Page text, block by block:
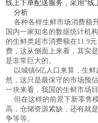
线上下单配送服务，采用“线
分析
各种各样生鲜市场消费额
国内一家知名的数据统计机
的生鲜类超市消费额在11.9
费，这从侧面上来看，其实
是非常巨大的。
以城镇6亿人口来算，生鲜
然，这只是最保守的市场预
一块来看，我国的生鲜市场
但在这样的前景下新零售
高，仓储资源紧缺，还有就
争等等。